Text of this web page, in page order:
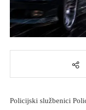
Policijski službenici